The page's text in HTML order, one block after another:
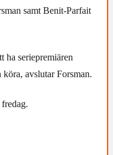
samt Benit-Parfait
ha seriepremiären
avslutar Forsman.